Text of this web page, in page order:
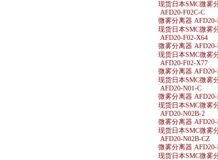
现货日本SMC微雾
AFD20-F02C-C
微雾分离器 AFD20-
现货日本SMC微雾
AFD20-F02-X64
微雾分离器 AFD20-
现货日本SMC微雾
AFD20-F02-X77
微雾分离器 AFD20-
现货日本SMC微雾
AFD20-N01-C
微雾分离器 AFD20-
现货日本SMC微雾
AFD20-N02B-2
微雾分离器 AFD20-
现货日本SMC微雾
AFD20-N02B-CZ
微雾分离器
现货日本SMC微雾